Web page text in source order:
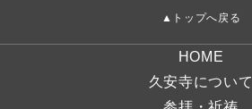
▲トップへ戻る
HOME
久安寺について